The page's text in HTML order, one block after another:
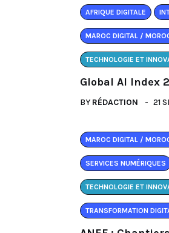
AFRIQUE DIGITALE
MAROC DIGITAL /
TECHNOLOGIE ET
Global AI Index
BY RÉDACTION 21
MAROC DIGITAL /
SERVICES NUMÉRIQUES
TECHNOLOGIE ET
TRANSFORMATION